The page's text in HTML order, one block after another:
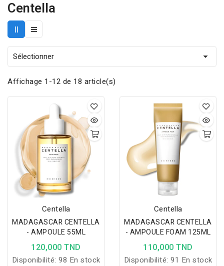
Centella
Sélectionner 
Affichage 1-12 de 18 article(s)
Centella
MADAGASCAR CENTELLA
- AMPOULE 55ML
120,000 TND
Disponibilité: 98 En stock
Centella
MADAGASCAR CENTELLA
- AMPOULE FOAM 125ML
110,000 TND
Disponibilité: 91 En stock